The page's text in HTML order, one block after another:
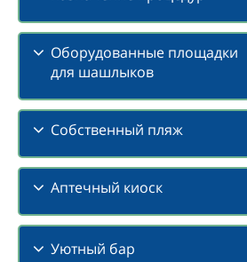
Оборудованные площадки
для шашлыков
Собственный пляж
Аптечный киоск
Уютный бар
Степанова Н.К.
Менеджер Садомовская Мария